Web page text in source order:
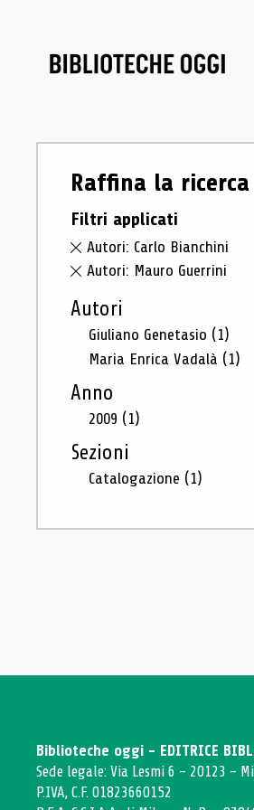
Raffina la ricerca
Filtri applicati
Autori: Carlo Bianchini
Autori: Mauro Guerrini
Autori
Giuliano Genetasio (1)
Maria Enrica Vadalà (1)
Anno
2009 (1)
Sezioni
Catalogazione (1)
Biblioteche oggi - EDITRICE
Sede legale: Via Lesmi 6 - 20123 -
P.IVA, C.F. 01823660152